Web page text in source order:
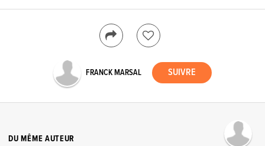
FRANCK MARSAL
DU MÊME AUTEUR